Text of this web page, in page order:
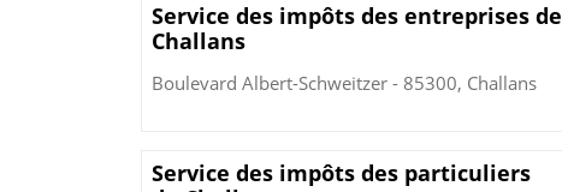
Service des impôts des entreprises de
Challans
Boulevard Albert-Schweitzer - 85300, Challans
Service des impôts des particuliers